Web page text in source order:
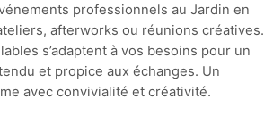
professionnels au Jardin en
afterworks ou réunions créatives.
s’adaptent à vos besoins pour un
et propice aux échanges. Un
avec convivialité et créativité.